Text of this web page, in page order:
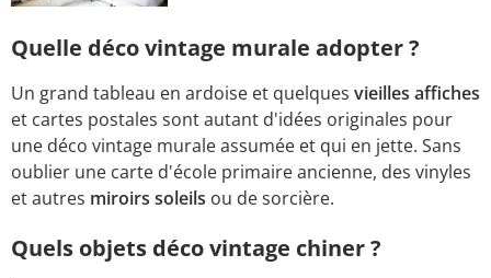
Quelle déco vintage murale adopter ?
Un grand tableau en ardoise et quelques vieilles affiches
et cartes postales sont autant d'idées originales pour
une déco vintage murale assumée et qui en jette. Sans
oublier une carte d'école primaire ancienne, des vinyles
et autres miroirs soleils ou de sorcière.
Quels objets déco vintage chiner ?